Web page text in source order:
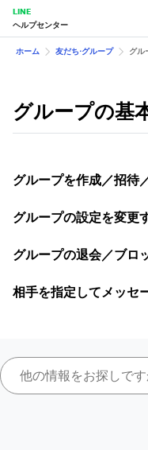
LINE
ヘルプセンター
ホーム 友だち⋅グループ グル
グループの基
グループを作成／招待
グループの設定を変更
グループの退会／ブロ
相手を指定してメッセ